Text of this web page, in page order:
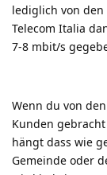
lediglich von den
Telecom Italia
7-8 mbit/s
Wenn du von
Kunden
hängt dass wie
Gemeinde oder